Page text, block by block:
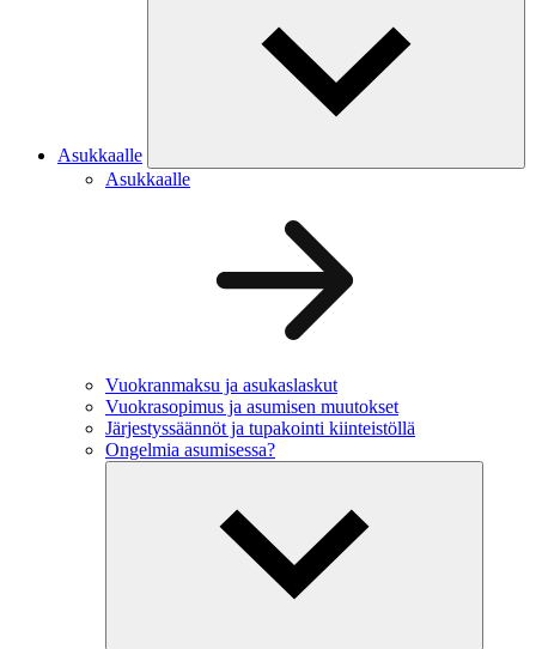
Asukkaalle
Asukkaalle
Vuokranmaksu ja asukaslaskut
Vuokrasopimus ja asumisen muutokset
Järjestyssäännöt ja tupakointi kiinteistöllä
Ongelmia asumisessa?